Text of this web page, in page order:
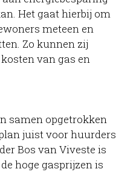
Het gaat hierbij om
meteen en
Zo kunnen zij
van gas en
samen opgetrokken
juist voor huurders
Bos van Viveste is
hoge gasprijzen is